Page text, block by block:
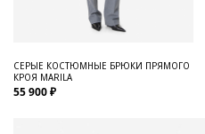
СЕРЫЕ КОСТЮМНЫЕ БРЮКИ ПРЯМОГО
КРОЯ MARILA
55 900 ₽